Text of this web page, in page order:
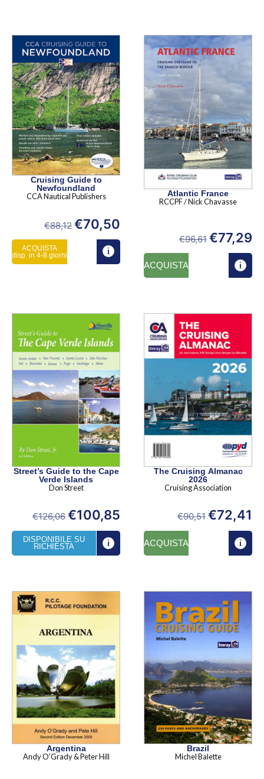
Cruising Guide to
Newfoundland
CCA Nautical Publishers
€88,12 €70,50
ACQUISTA
disp. in 4-8 giorni
Atlantic France
RCCPF / Nick Chavasse
€96,61 €77,29
ACQUISTA
Street’s Guide to the Cape
Verde Islands
Don Street
€126,06 €100,85
DISPONIBILE SU
RICHIESTA
The Cruising Almanac
2026
Cruising Association
€90,51 €72,41
ACQUISTA
Argentina
Andy O'Grady & Peter Hill
Brazil
Michel Balette